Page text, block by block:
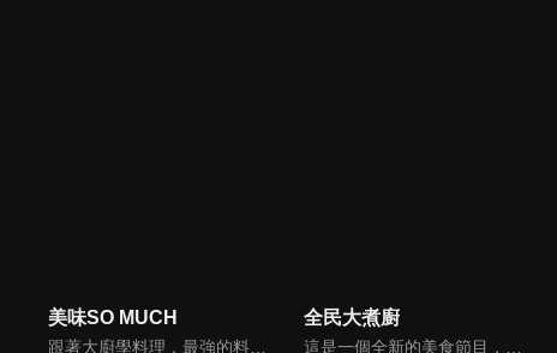
美味SO MUCH
跟著大廚學料理，最強的料理小百科，美味SO MUCH！
全民大煮廚
這是一個全新的美食節目，將為您煮出台灣的好滋味，豐富、美味的畫面，傳遞「煮廚」對料理的用心，獨特的介紹方式，要你吃得更有創意、吃得更有趣！現今飲食已趨健康走向為主，「全民大煮廚」要用「輕食輕煙」讓你吃出健康與活力，並帶觀眾們從食材開始，想成為達人級的吃貨，走～我們從「煮」開始！